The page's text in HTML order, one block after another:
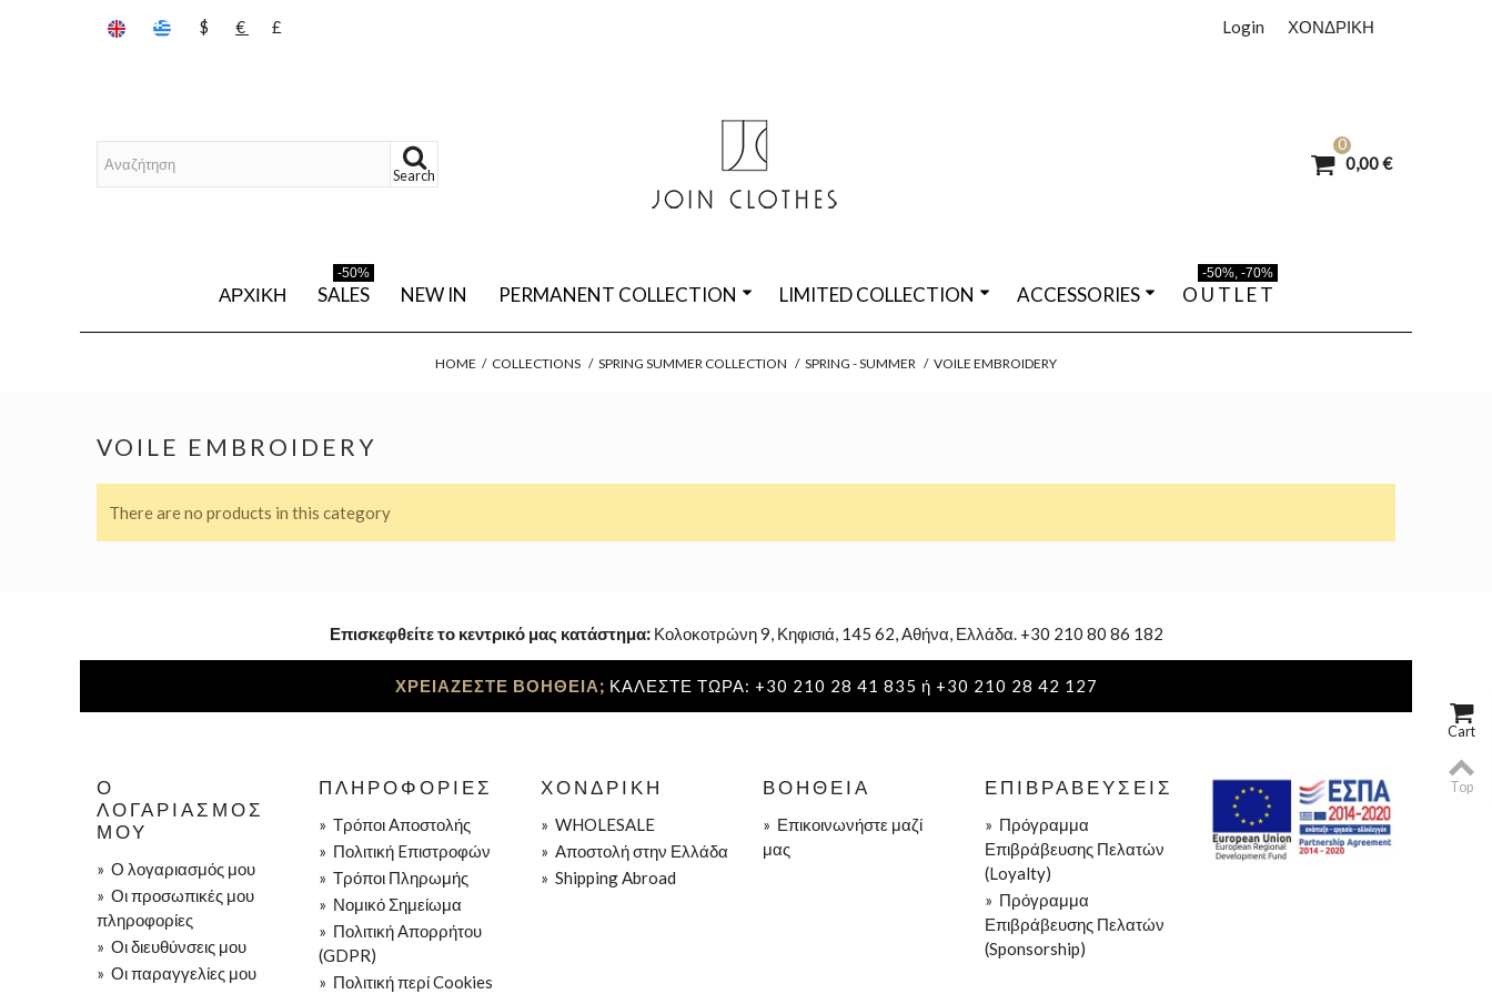
ΧΟΝΔΡΙΚΗ
Login
$ € £
Search
0
0,00 €
ΑΡΧΙΚΉ SALES
-50%
NEW IN PERMANENT COLLECTION LIMITED COLLECTION ACCESSORIES O U T L E T
-50%, -70%
HOME / COLLECTIONS / SPRING SUMMER COLLECTION / SPRING - SUMMER / VOILE EMBROIDERY
VOILE EMBROIDERY
There are no products in this category
Επισκεφθείτε το κεντρικό μας κατάστημα:Κολοκοτρώνη 9, Κηφισιά, 145 62, Αθήνα, Ελλάδα. +30 210 80 86 182
ΧΡΕΙΑΖΕΣΤΕ ΒΟΗΘΕΙΑ; ΚΑΛΕΣΤΕ ΤΩΡΑ: +30 210 28 41 835 ή +30 210 28 42 127
Ο
ΛΟΓΑΡΙΑΣΜΌΣ
ΜΟΥ
» Ο λογαριασμός μου
» Οι προσωπικές μου
πληροφορίες
» Οι διευθύνσεις μου
» Οι παραγγελίες μου
ΠΛΗΡΟΦΟΡΊΕΣ
» Τρόποι Aποστολής
» Πολιτική Eπιστροφών
» Τρόποι Πληρωμής
» Νομικό Σημείωμα
» Πολιτική Απορρήτου
(GDPR)
» Πολιτική περί Cookies
ΧΟΝΔΡΙΚΉ
» WHOLESALE
» Aποστολή στην Ελλάδα
» Shipping Abroad
ΒΟΉΘΕΙΑ
» Επικοινωνήστε μαζί
μας
ΕΠΙΒΡΑΒΕΎΣΕΙΣ
» Πρόγραμμα
Επιβράβευσης Πελατών
(Loyalty)
» Πρόγραμμα
Επιβράβευσης Πελατών
(Sponsorship)
Cart
Top